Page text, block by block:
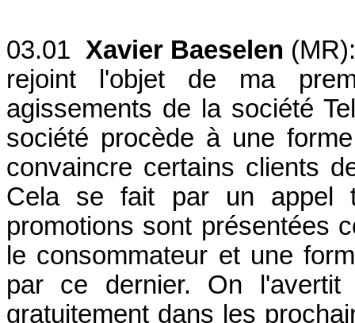
03.01 Xavier Baeselen
rejoint l'objet de ma
agissements de la société
société procède à une
convaincre certains clients
Cela se fait par un appel
promotions sont présentées
le consommateur et une
par ce dernier. On l'avertit
gratuitement dans les